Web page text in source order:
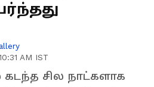
AM IST
சில நாட்களாக